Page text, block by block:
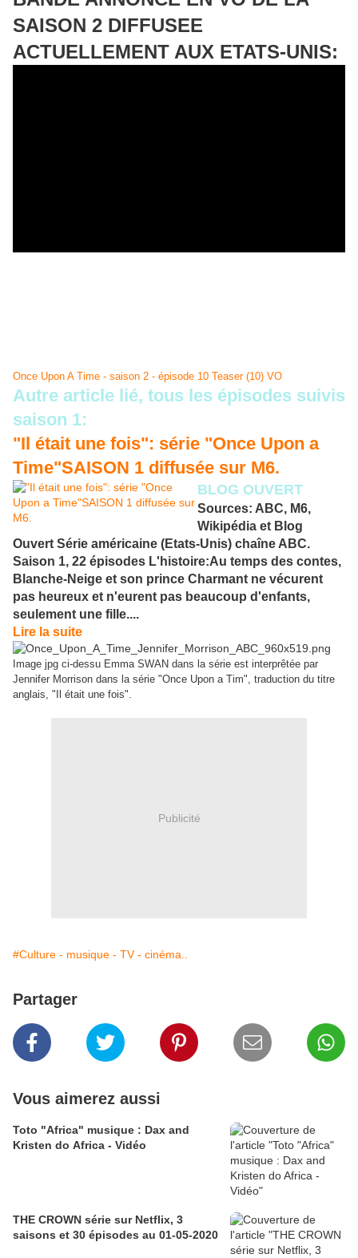
SAISON 2 DIFFUSEE
ACTUELLEMENT AUX ETATS-UNIS:
Once Upon A Time - saison 2 - épisode 10 Teaser (10) VO
Autre article lié, tous les épisodes suivis
saison 1:
"Il était une fois": série "Once Upon a
Time"SAISON 1 diffusée sur M6.
BLOG OUVERT
Sources: ABC, M6,
Wikipédia et Blog
Ouvert Série américaine (Etats-Unis) chaîne ABC.
Saison 1, 22 épisodes L'histoire:Au temps des contes,
Blanche-Neige et son prince Charmant ne vécurent
pas heureux et n'eurent pas beaucoup d'enfants,
seulement une fille....
Lire la suite
Image jpg ci-dessu Emma SWAN dans la série est interprêtée par
Jennifer Morrison dans la série "Once Upon a Tim", traduction du titre
anglais, "Il était une fois".
Publicité
#Culture - musique - TV - cinéma..
Partager
Vous aimerez aussi
Toto "Africa" musique : Dax and
Kristen do Africa - Vidéo
THE CROWN série sur Netflix, 3
saisons et 30 épisodes au 01-05-2020